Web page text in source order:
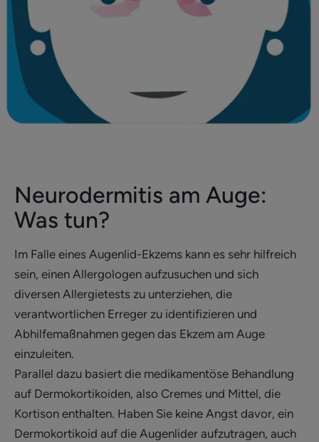
Neurodermitis am Auge:
Was tun?
Im Falle eines Augenlid-Ekzems kann es sehr hilfreich
sein, einen Allergologen aufzusuchen und sich
diversen Allergietests zu unterziehen, die
verantwortlichen Erreger zu identifizieren und
Abhilfemaßnahmen gegen das Ekzem am Auge
einzuleiten.
Parallel dazu basiert die medikamentöse Behandlung
auf Dermokortikoiden, also Cremes und Mittel, die
Kortison enthalten. Haben Sie keine Angst davor, ein
Dermokortikoid auf die Augenlider aufzutragen, auch